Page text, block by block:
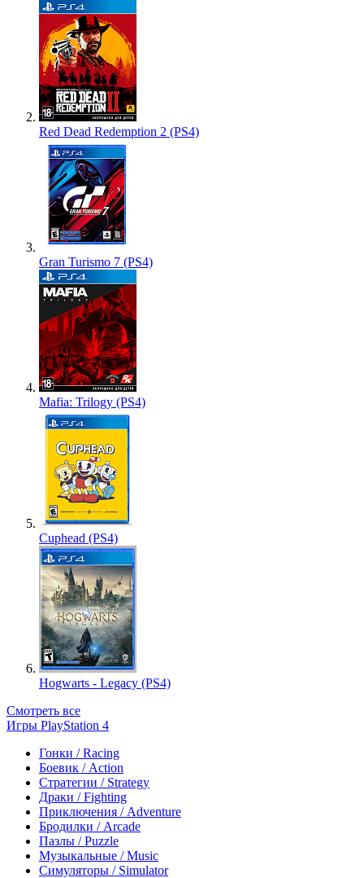
Red Dead Redemption 2 (PS4)
Gran Turismo 7 (PS4)
Mafia: Trilogy (PS4)
Cuphead (PS4)
Hogwarts - Legacy (PS4)
Смотреть все
Игры PlayStation 4
Гонки / Racing
Боевик / Action
Стратегии / Strategy
Драки / Fighting
Приключения / Adventure
Бродилки / Arcade
Пазлы / Puzzle
Музыкальные / Music
Симуляторы / Simulator